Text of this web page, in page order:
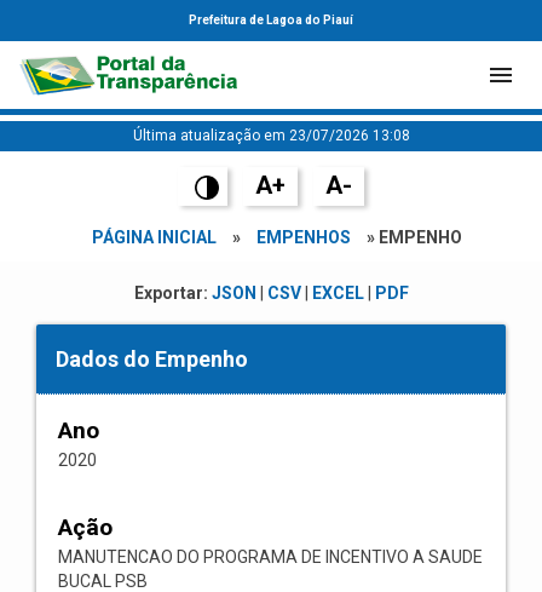
Prefeitura de Lagoa do Piauí
Última atualização em 23/07/2026 13:08
A+ A-
PÁGINA INICIAL » EMPENHOS » EMPENHO
Exportar: JSON CSV| EXCEL| PDF
Dados do Empenho
Ano
2020
Ação
MANUTENCAO DO PROGRAMA DE INCENTIVO A SAUDE
BUCAL PSB